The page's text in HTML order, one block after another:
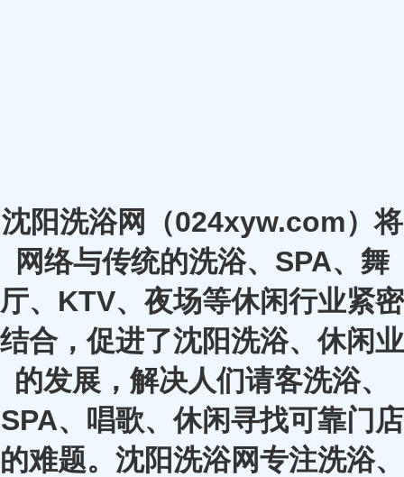
沈阳洗浴网（024xyw.com）将
网络与传统的洗浴、SPA、舞
厅、KTV、夜场等休闲行业紧密
结合，促进了沈阳洗浴、休闲业
的发展，解决人们请客洗浴、
SPA、唱歌、休闲寻找可靠门店
的难题。沈阳洗浴网专注洗浴、